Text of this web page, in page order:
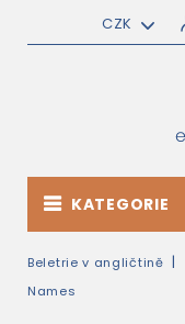
CZK
KATEGORIE
Beletrie v angličtině
Names